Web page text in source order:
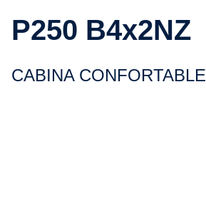
P250 B4x2NZ
CABINA CONFORTABLE